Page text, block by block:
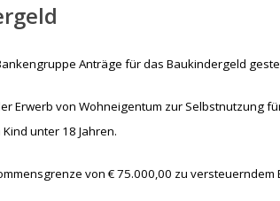
Anträge für das Baukindergeld
Erwerb von Wohneigentum zur Selbstnutzung
unter 18 Jahren.
von € 75.000,00 zu versteuerndem